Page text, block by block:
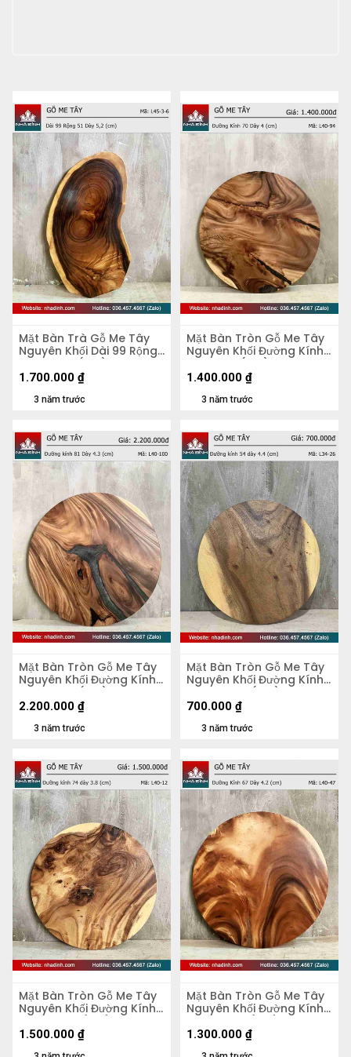
Mặt Bàn Trà Gỗ Me Tây
Nguyên Khối Dài 99 Rộng
51 Dày 5,2 (cm)
3 năm trước
1.700.000 ₫
Mặt Bàn Tròn Gỗ Me Tây
Nguyên Khối Đường Kính
70 Dày 4 (cm)
3 năm trước
1.400.000 ₫
Mặt Bàn Tròn Gỗ Me Tây
Nguyên Khối Đường Kính
81 Dày 4,3 (cm)
3 năm trước
2.200.000 ₫
Mặt Bàn Tròn Gỗ Me Tây
Nguyên Khối Đường Kính
54 Dày 4.4 (cm)
3 năm trước
700.000 ₫
Mặt Bàn Tròn Gỗ Me Tây
Nguyên Khối Đường Kính
74 Dày 3.8 (cm)
1.500.000 ₫
Mặt Bàn Tròn Gỗ Me Tây
Nguyên Khối Đường Kính
67 Dày 4,2 (cm)
1.300.000 ₫